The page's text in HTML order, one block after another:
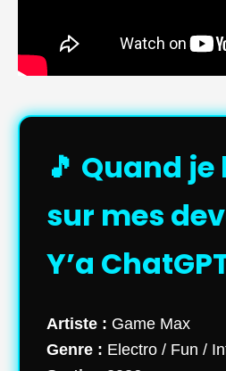
🎵 Quand
sur mes
Y’a
Artiste : Game Max
Genre : Electro / Fun /